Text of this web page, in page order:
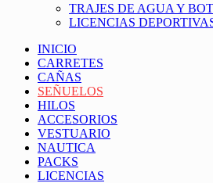
TRAJES DE AGUA Y
LICENCIAS
INICIO
CARRETES
CAÑAS
SEÑUELOS
HILOS
ACCESORIOS
VESTUARIO
NAUTICA
PACKS
LICENCIAS